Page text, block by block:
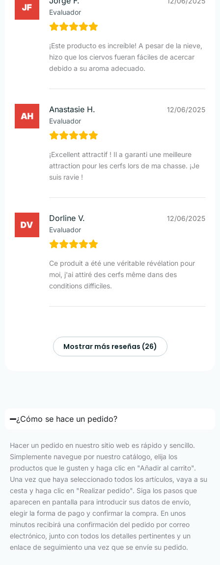
Evaluador
¡Este producto es increíble! A pesar de la nieve,
hizo que los ciervos fueran fáciles de acercar
debido a su aroma adecuado.
Anastasie H.
Evaluador
12/06/2025
¡Excellent attractif ! Il a garanti une meilleure
attraction pour les cerfs lors de ma chasse. ¡Je
suis ravie !
Dorline V.
Evaluador
12/06/2025
Ce produit a été une véritable révélation pour
moi, j'ai attiré des cerfs même dans des
conditions difficiles.
Mostrar más reseñas (26)
¿Cómo se hace un pedido?
Hacer un pedido en nuestro sitio web es rápido y sencillo.
Simplemente navegue por nuestro catálogo, elija los
productos que le gusten y haga clic en "Añadir al carrito".
Una vez que haya seleccionado todos los artículos, vaya a su
cesta y haga clic en "Realizar pedido". Siga los pasos que
aparecen en pantalla para introducir sus datos de envío,
elegir la forma de pago y confirmar la compra. En unos
minutos recibirá una confirmación del pedido por correo
electrónico, junto con todos los detalles pertinentes y un
enlace de seguimiento una vez que se envíe su pedido.